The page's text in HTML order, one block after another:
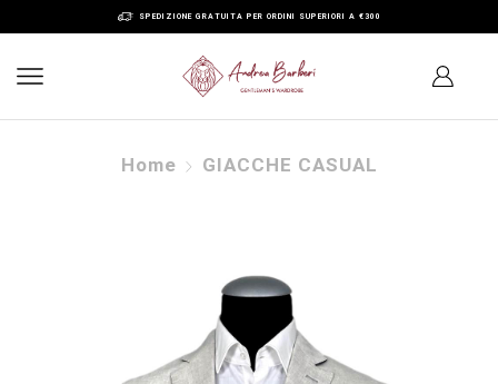
SPEDIZIONE GRATUITA PER ORDINI SUPERIORI A €300
Home GIACCHE CASUAL